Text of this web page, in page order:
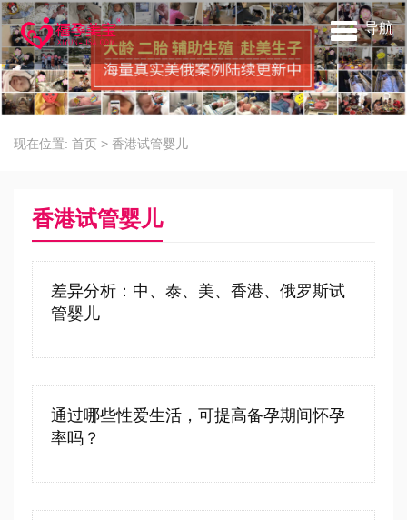
导航
现在位置: 首页 > 香港试管婴儿
香港试管婴儿
差异分析：中、泰、美、香港、俄罗斯试
管婴儿
通过哪些性爱生活，可提高备孕期间怀孕
率吗？